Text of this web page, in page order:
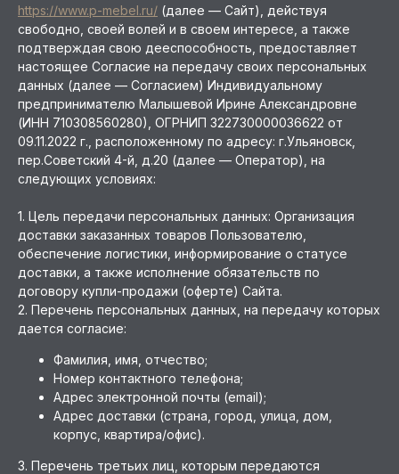
https://www.p-mebel.ru/ (далее — Сайт), действуя
свободно, своей волей и в своем интересе, а также
подтверждая свою дееспособность, предоставляет
настоящее Согласие на передачу своих персональных
данных (далее — Согласием) Индивидуальному
предпринимателю Малышевой Ирине Александровне
(ИНН 710308560280), ОГРНИП 322730000036622 от
09.11.2022 г., расположенному по адресу: г.Ульяновск,
пер.Советский 4-й, д.20 (далее — Оператор), на
следующих условиях:
1. Цель передачи персональных данных: Организация
доставки заказанных товаров Пользователю,
обеспечение логистики, информирование о статусе
доставки, а также исполнение обязательств по
договору купли-продажи (оферте) Сайта.
2. Перечень персональных данных, на передачу которых
дается согласие:
Фамилия, имя, отчество;
Номер контактного телефона;
Адрес электронной почты (email);
Адрес доставки (страна, город, улица, дом,
корпус, квартира/офис).
3. Перечень третьих лиц, которым передаются